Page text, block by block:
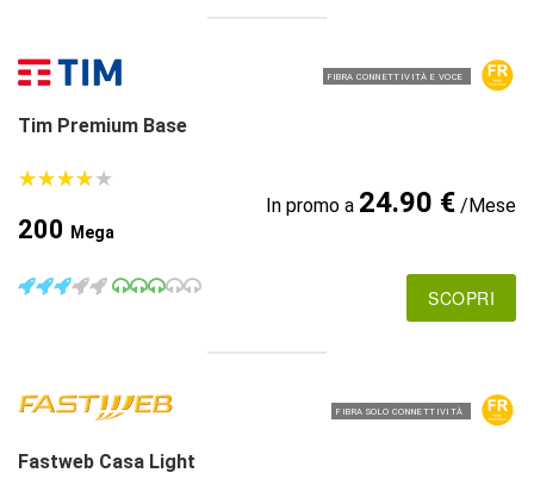
FIBRA CONNETTIVITÀ E VOCE
Tim Premium Base
★★★★★
★★★★★
200 Mega
In promo a 24.90 €/Mese
SCOPRI
FIBRA SOLO CONNETTIVITÀ
Fastweb Casa Light